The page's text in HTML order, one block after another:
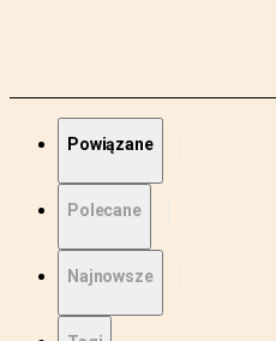
Powiązane
Polecane
Najnowsze